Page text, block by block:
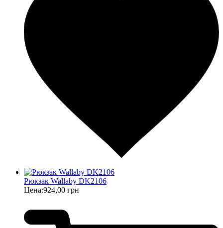
Рюкзак Wallaby DK2106
Цена:924,00 грн